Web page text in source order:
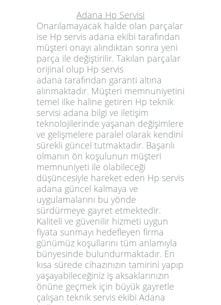
Adana Hp Servisi
Onarılamayacak halde olan parçalar
ise Hp servis adana ekibi tarafından
müşteri onayı alındıktan sonra yeni
parça ile değiştirilir. Takılan parçalar
orijinal olup Hp servis
adana tarafından garanti altına
alınmaktadır. Müşteri memnuniyetini
temel ilke haline getiren Hp teknik
servisi adana bilgi ve iletişim
teknolojilerinde yaşanan değişimlere
ve gelişmelere paralel olarak kendini
sürekli güncel tutmaktadır. Başarılı
olmanın ön koşulunun müşteri
memnuniyeti ile olabileceği
düşüncesiyle hareket eden Hp servis
adana güncel kalmaya ve
uygulamalarını bu yönde
sürdürmeye gayret etmektedir.
Kaliteli ve güvenilir hizmeti uygun
fiyata sunmayı hedefleyen firma
günümüz koşullarını tüm anlamıyla
bünyesinde bulundurmaktadır. En
kısa sürede cihazınızın tamirini yapıp
yaşayabileceğiniz iş aksaklarınızın
önüne geçmek için büyük gayretle
çalışan teknik servis ekibi Adana